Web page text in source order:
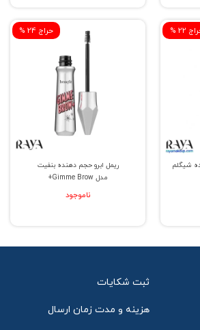
22
شیگلم
% حراج 24
ریمل ابرو حجم دهنده بنفیت
مدل Gimme Brow+
ناموجود
ثبت شکایات
هزینه و مدت زمان ارسال